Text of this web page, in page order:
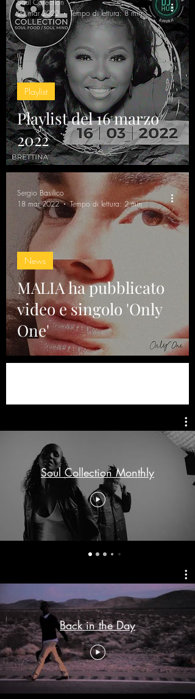
Playlist del 16 marzo
2022
Playlist
Soul Collection
20 mar 2022
Tempo di lettura: 8 min
MALIA ha pubblicato
video e singolo 'Only
One'
News
Sergio Basilico
18 mar 2022
Tempo di lettura: 2 min
Soul Collection Monthly
Back in the Day